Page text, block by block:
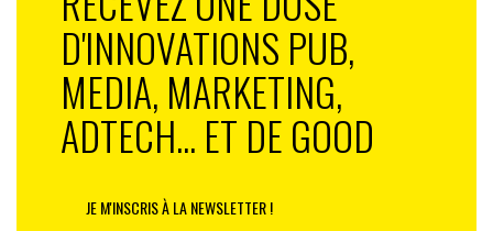
D'INNOVATIONS PUB,
MEDIA, MARKETING,
ADTECH... ET DE GOOD
JE M'INSCRIS À LA NEWSLETTER !